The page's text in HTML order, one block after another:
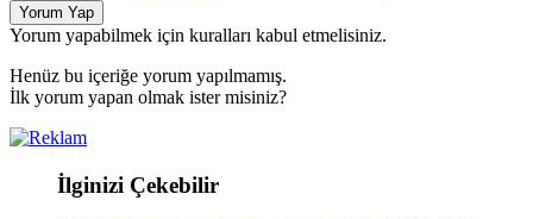
Yorum Yap
Yorum yapabilmek için kuralları kabul etmelisiniz.
Henüz bu içeriğe yorum yapılmamış.
İlk yorum yapan olmak ister misiniz?
İlginizi Çekebilir